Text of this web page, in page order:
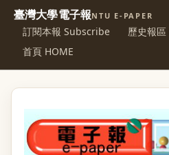
臺灣大學電子報NTU E-PAPER
訂閱本報 Subscribe
歷史報
首頁 HOME